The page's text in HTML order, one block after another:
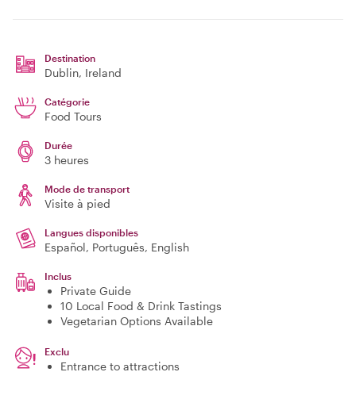
Destination
Dublin, Ireland
Catégorie
Food Tours
Durée
3 heures
Mode de transport
Visite à pied
Langues disponibles
Español, Português, English
Inclus
Private Guide
10 Local Food & Drink Tastings
Vegetarian Options Available
Exclu
Entrance to attractions